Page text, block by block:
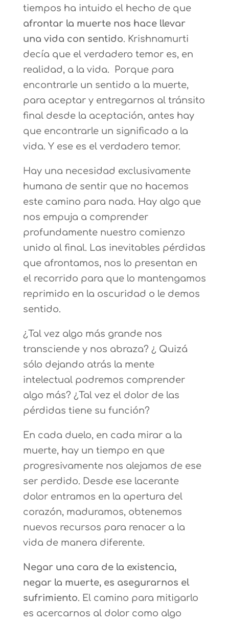
tiempos ha intuido el hecho de que
afrontar la muerte nos hace llevar
una vida con sentido. Krishnamurti
decía que el verdadero temor es, en
realidad, a la vida. Porque para
encontrarle un sentido a la muerte,
para aceptar y entregarnos al tránsito
final desde la aceptación, antes hay
que encontrarle un significado a la
vida. Y ese es el verdadero temor.
Hay una necesidad exclusivamente
humana de sentir que no hacemos
este camino para nada. Hay algo que
nos empuja a comprender
profundamente nuestro comienzo
unido al final. Las inevitables pérdidas
que afrontamos, nos lo presentan en
el recorrido para que lo mantengamos
reprimido en la oscuridad o le demos
sentido.
¿Tal vez algo más grande nos
transciende y nos abraza? ¿ Quizá
sólo dejando atrás la mente
intelectual podremos comprender
algo más? ¿Tal vez el dolor de las
pérdidas tiene su función?
En cada duelo, en cada mirar a la
muerte, hay un tiempo en que
progresivamente nos alejamos de ese
ser perdido. Desde ese lacerante
dolor entramos en la apertura del
corazón, maduramos, obtenemos
nuevos recursos para renacer a la
vida de manera diferente.
Negar una cara de la existencia,
negar la muerte, es asegurarnos el
sufrimiento. El camino para mitigarlo
es acercarnos al dolor como algo